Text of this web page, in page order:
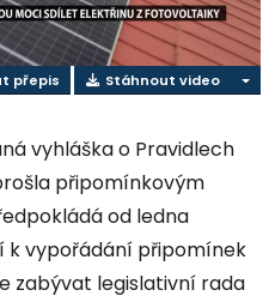
přepis Stáhnout video
vyhláška o Pravidlech
připomínkovým
od ledna
k vypořádání připomínek
zabývat legislativní rada